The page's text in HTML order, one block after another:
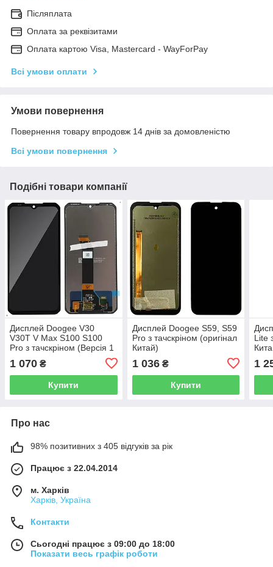
Післяплата
Оплата за реквізитами
Оплата картою Visa, Mastercard - WayForPay
Всі умови оплати
Умови повернення
Повернення товару впродовж 14 днів за домовленістю
Всі умови повернення
Подібні товари компанії
Дисплей Doogee V30
V30T V Max S100 S100
Pro з тачскріном (Версія 1
1 070 ₴
Купити
Дисплей Doogee S59, S59
Pro з тачскріном (оригінал
Китай)
1 036₴
Купити
Lite
1
Про нас
98% позитивних з 405 відгуків за рік
Працює з 22.04.2014
м. Харків
Харків, Україна
Контакти
Сьогодні працює з 09:00 до 18:00
Показати весь графік роботи